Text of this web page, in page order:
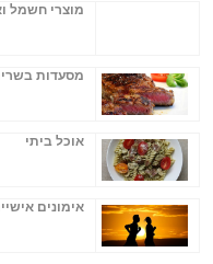
מוצרי חשמל
מסעדות
אוכל ביתי
אימונים